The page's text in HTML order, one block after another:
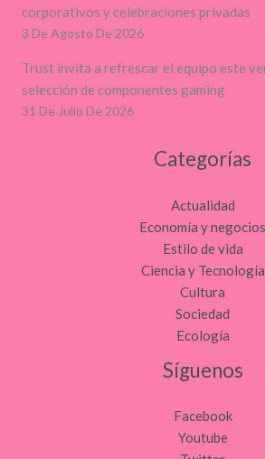
corporativos y celebraciones privadas
3 De Agosto De 2026
Trust invita a refrescar el equipo este
selección de componentes gaming
31 De Julio De 2026
Categorías
Actualidad
Economía y negocios
Estilo de vida
Ciencia y Tecnología
Cultura
Sociedad
Ecología
Síguenos
Facebook
Youtube